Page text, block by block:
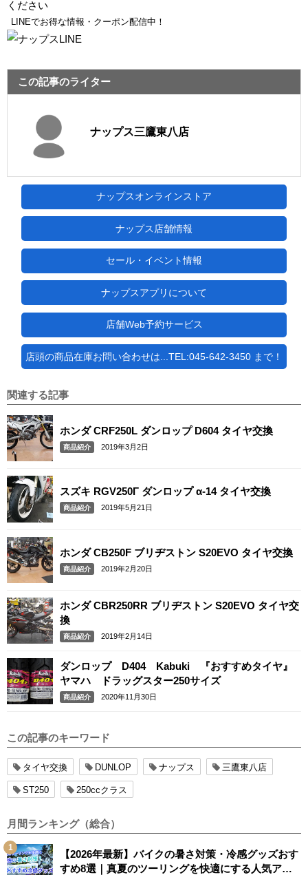
ください
LINEでお得な情報・クーポン配信中！
この記事のライター
ナップス三鷹東八店
ナップスオンラインストア
ナップス店舗情報
セール・イベント情報
ナップスアプリについて
店舗Web予約サービス
店頭の商品在庫お問い合わせは...TEL:045-642-3450 まで！
関連する記事
ホンダ CRF250L ダンロップ D604 タイヤ交換
商品紹介 2019年3月2日
スズキ RGV250Γ ダンロップ α-14 タイヤ交換
商品紹介 2019年5月21日
ホンダ CB250F ブリヂストン S20EVO タイヤ交換
商品紹介 2019年2月20日
ホンダ CBR250RR ブリヂストン S20EVO タイヤ交
換
商品紹介 2019年2月14日
ダンロップ D404 Kabuki 『おすすめタイヤ』
ヤマハ ドラッグスター250サイズ
商品紹介 2020年11月30日
この記事のキーワード
タイヤ交換 DUNLOP ナップス 三鷹東八店
ST250 250ccクラス
月間ランキング（総合）
【2026年最新】バイクの暑さ対策・冷感グッズおす
すめ8選｜真夏のツーリングを快適にする人気アイ